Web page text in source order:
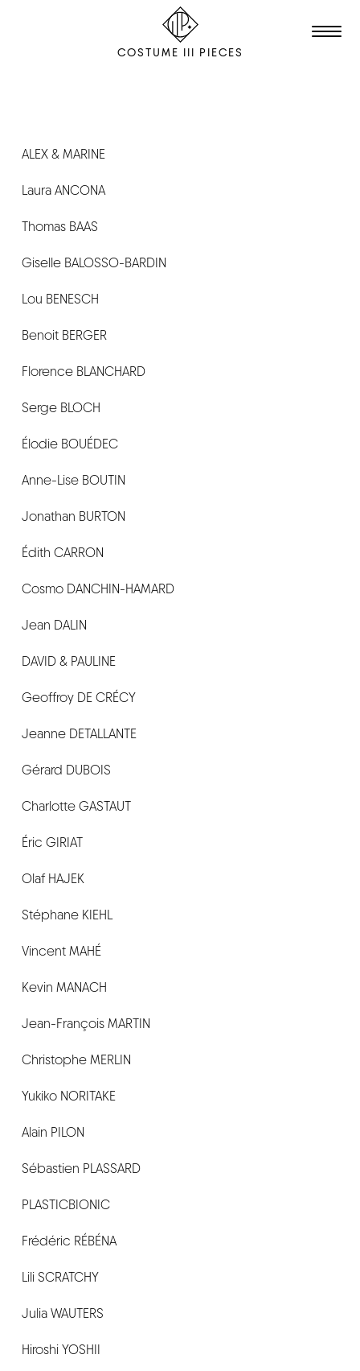
COSTUME III PIECES
STUDIO
EDITION
FILM & ANIMATION
SCENOGRAPHY
CONTACT
ALEX & MARINE
Laura ANCONA
Thomas BAAS
Giselle BALOSSO-BARDIN
Lou BENESCH
Benoit BERGER
Florence BLANCHARD
Serge BLOCH
Élodie BOUÉDEC
Anne-Lise BOUTIN
Jonathan BURTON
Édith CARRON
Cosmo DANCHIN-HAMARD
Jean DALIN
DAVID & PAULINE
Geoffroy DE CRÉCY
Jeanne DETALLANTE
Gérard DUBOIS
Charlotte GASTAUT
Éric GIRIAT
Olaf HAJEK
Stéphane KIEHL
Vincent MAHÉ
Kevin MANACH
Jean-François MARTIN
Christophe MERLIN
Yukiko NORITAKE
Alain PILON
Sébastien PLASSARD
PLASTICBIONIC
Frédéric RÉBÉNA
Lili SCRATCHY
Julia WAUTERS
Hiroshi YOSHII